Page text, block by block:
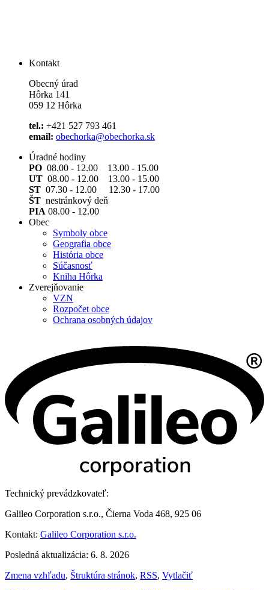
Kontakt
Obecný úrad
Hôrka 141
059 12 Hôrka
tel.: +421 527 793 461
email: obechorka@obechorka.sk
Úradné hodiny
PO 08.00 - 12.00 13.00 - 15.00
UT 08.00 - 12.00 13.00 - 15.00
ST 07.30 - 12.00 12.30 - 17.00
ŠT nestránkový deň
PIA 08.00 - 12.00
Obec
Symboly obce
Geografia obce
História obce
Súčasnosť
Kniha Hôrka
Zverejňovanie
VZN
Rozpočet obce
Ochrana osobných údajov
Technický prevádzkovateľ:
Galileo Corporation s.r.o., Čierna Voda 468, 925 06
Kontakt: Galileo Corporation s.r.o.
Posledná aktualizácia: 6. 8. 2026
Zmena vzhľadu, Štruktúra stránok, RSS, Vytlačiť